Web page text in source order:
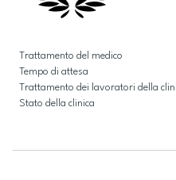
Trattamento del medico
Tempo di attesa
Trattamento dei lavoratori della
Stato della clinica